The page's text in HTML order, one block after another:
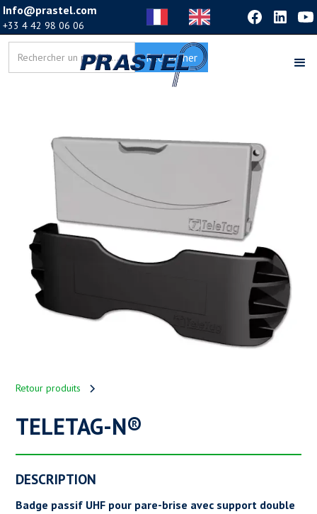
Info@prastel.com
+33 4 42 98 06 06
Retour produits
TELETAG-N®
DESCRIPTION
Badge passif UHF pour pare-brise avec support double